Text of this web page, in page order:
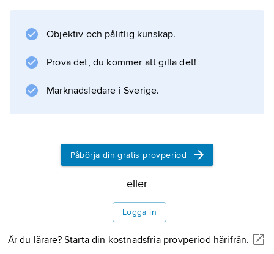
inrikesminister. Mot slutet av 1920-talet var
uppdrag att föreslå författningsreformer i
Indien.
Information om artikeln
Objektiv och pålitlig kunskap.
Prova det, du kommer att gilla det!
Marknadsledare i Sverige.
Påbörja din gratis provperiod
eller
Logga in
Är du lärare? Starta din kostnadsfria provperiod härifrån.